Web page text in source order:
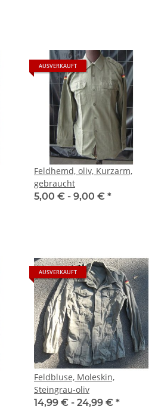
AUSVERKAUFT
Feldhemd, oliv, Kurzarm,
gebraucht
5,00 € - 9,00 € *
AUSVERKAUFT
Feldbluse, Moleskin,
Steingrau-oliv
14,99 € - 24,99 € *